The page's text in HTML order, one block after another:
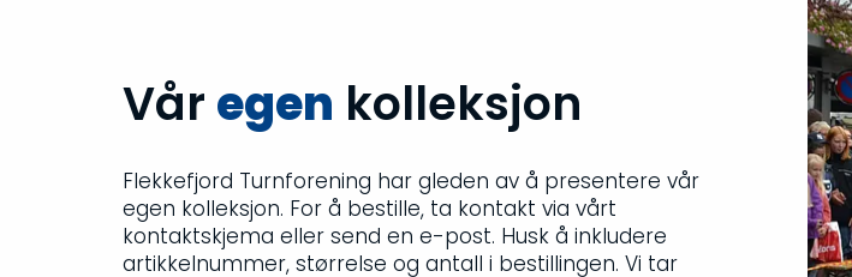
Vår egen kolleksjon
Flekkefjord Turnforening har gleden av å presentere vår
egen kolleksjon. For å bestille, ta kontakt via vårt
kontaktskjema eller send en e-post. Husk å inkludere
artikkelnummer, størrelse og antall i bestillingen. Vi tar